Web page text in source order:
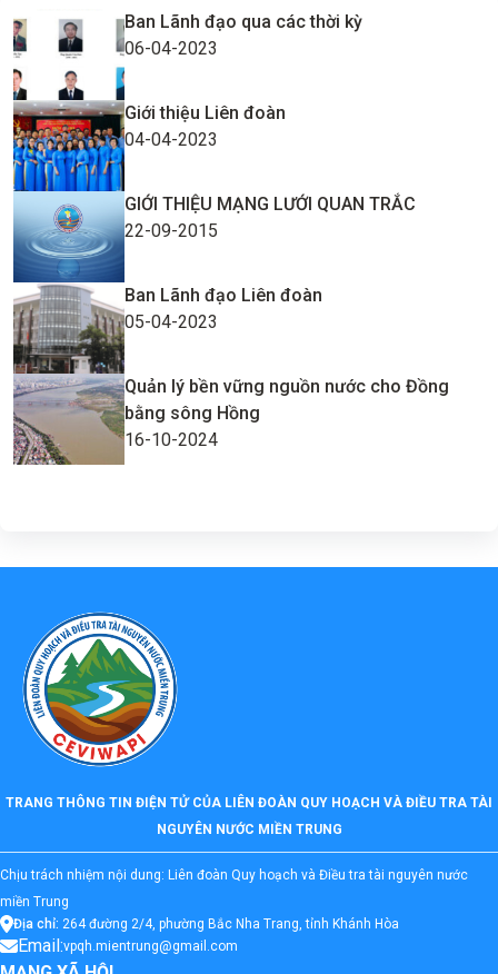
Ban Lãnh đạo qua các thời kỳ
06-04-2023
Giới thiệu Liên đoàn
04-04-2023
GIỚI THIỆU MẠNG LƯỚI QUAN TRẮC
22-09-2015
Ban Lãnh đạo Liên đoàn
05-04-2023
Quản lý bền vững nguồn nước cho Đồng
bằng sông Hồng
16-10-2024
TRANG THÔNG TIN ĐIỆN TỬ CỦA LIÊN ĐOÀN QUY HOẠCH VÀ ĐIỀU TRA TÀI
NGUYÊN NƯỚC MIỀN TRUNG
Chịu trách nhiệm nội dung: Liên đoàn Quy hoạch và Điều tra tài nguyên nước
miền Trung
Địa chỉ: 264 đường 2/4, phường Bắc Nha Trang, tỉnh Khánh Hòa
Email:vpqh.mientrung@gmail.com